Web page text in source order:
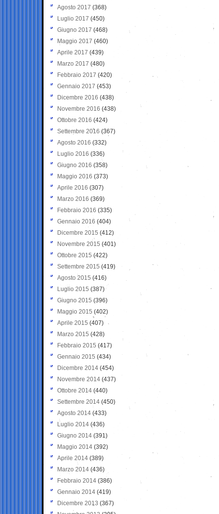
Agosto 2017 (368)
Luglio 2017 (450)
Giugno 2017 (468)
Maggio 2017 (460)
Aprile 2017 (439)
Marzo 2017 (480)
Febbraio 2017 (420)
Gennaio 2017 (453)
Dicembre 2016 (438)
Novembre 2016 (438)
Ottobre 2016 (424)
Settembre 2016 (367)
Agosto 2016 (332)
Luglio 2016 (336)
Giugno 2016 (358)
Maggio 2016 (373)
Aprile 2016 (307)
Marzo 2016 (369)
Febbraio 2016 (335)
Gennaio 2016 (404)
Dicembre 2015 (412)
Novembre 2015 (401)
Ottobre 2015 (422)
Settembre 2015 (419)
Agosto 2015 (416)
Luglio 2015 (387)
Giugno 2015 (396)
Maggio 2015 (402)
Aprile 2015 (407)
Marzo 2015 (428)
Febbraio 2015 (417)
Gennaio 2015 (434)
Dicembre 2014 (454)
Novembre 2014 (437)
Ottobre 2014 (440)
Settembre 2014 (450)
Agosto 2014 (433)
Luglio 2014 (436)
Giugno 2014 (391)
Maggio 2014 (392)
Aprile 2014 (389)
Marzo 2014 (436)
Febbraio 2014 (386)
Gennaio 2014 (419)
Dicembre 2013 (367)